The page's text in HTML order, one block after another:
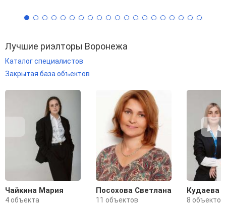
Лучшие риэлторы Воронежа
Каталог специалистов
Закрытая база объектов
Чайкина Мария
4 объекта
Посохова Светлана
11 объектов
Кудаева
8 объектов